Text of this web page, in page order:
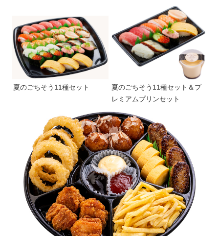
夏のごちそう11種セット
夏のごちそう11種セット＆プ
レミアムプリンセット